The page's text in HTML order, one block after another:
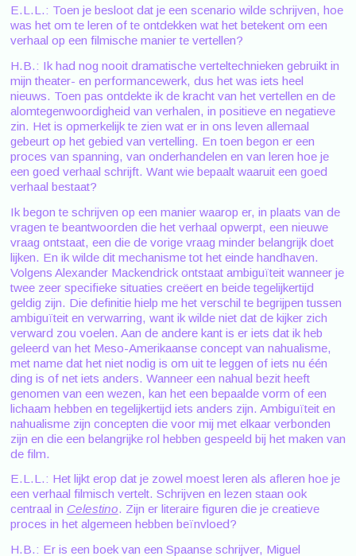
E.L.L.: Toen je besloot dat je een scenario wilde schrijven, hoe
was het om te leren of te ontdekken wat het betekent om een
verhaal op een filmische manier te vertellen?
H.B.: Ik had nog nooit dramatische verteltechnieken gebruikt in
mijn theater- en performancewerk, dus het was iets heel
nieuws. Toen pas ontdekte ik de kracht van het vertellen en de
alomtegenwoordigheid van verhalen, in positieve en negatieve
zin. Het is opmerkelijk te zien wat er in ons leven allemaal
gebeurt op het gebied van vertelling. En toen begon er een
proces van spanning, van onderhandelen en van leren hoe je
een goed verhaal schrijft. Want wie bepaalt waaruit een goed
verhaal bestaat?
Ik begon te schrijven op een manier waarop er, in plaats van de
vragen te beantwoorden die het verhaal opwerpt, een nieuwe
vraag ontstaat, een die de vorige vraag minder belangrijk doet
lijken. En ik wilde dit mechanisme tot het einde handhaven.
Volgens Alexander Mackendrick ontstaat ambiguïteit wanneer je
twee zeer specifieke situaties creëert en beide tegelijkertijd
geldig zijn. Die definitie hielp me het verschil te begrijpen tussen
ambiguïteit en verwarring, want ik wilde niet dat de kijker zich
verward zou voelen. Aan de andere kant is er iets dat ik heb
geleerd van het Meso-Amerikaanse concept van nahualisme,
met name dat het niet nodig is om uit te leggen of iets nu één
ding is of net iets anders. Wanneer een nahual bezit heeft
genomen van een wezen, kan het een bepaalde vorm of een
lichaam hebben en tegelijkertijd iets anders zijn. Ambiguïteit en
nahualisme zijn concepten die voor mij met elkaar verbonden
zijn en die een belangrijke rol hebben gespeeld bij het maken van
de film.
E.L.L.: Het lijkt erop dat je zowel moest leren als afleren hoe je
een verhaal filmisch vertelt. Schrijven en lezen staan ook
centraal in Celestino. Zijn er literaire figuren die je creatieve
proces in het algemeen hebben beïnvloed?
H.B.: Er is een boek van een Spaanse schrijver, Miguel